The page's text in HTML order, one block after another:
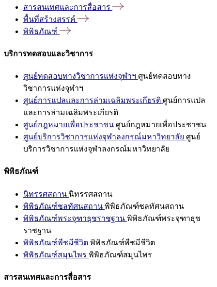
สารสนเทศและการสื่อสาร
พื้นที่สร้างสรรค์
พิพิธภัณฑ์
บริการทดสอบและวิชาการ
ศูนย์ทดสอบทางวิชาการแห่งจุฬาฯ ศูนย์ทดสอบทาง
วิชาการแห่งจุฬาฯ
ศูนย์การแปลและการล่ามเฉลิมพระเกียรติ ศูนย์การแปล
และการล่ามเฉลิมพระเกียรติ
ศูนย์กฎหมายเพื่อประชาชน ศูนย์กฎหมายเพื่อประชาชน
ศูนย์บริการวิชาการแห่งจุฬาลงกรณ์มหาวิทยาลัย ศูนย์
บริการวิชาการแห่งจุฬาลงกรณ์มหาวิทยาลัย
พิพิธภัณฑ์
นิทรรศสถาน นิทรรศสถาน
พิพิธภัณฑ์ชลทัศนสถาน พิพิธภัณฑ์ชลทัศนสถาน
พิพิธภัณฑ์พระจุฑาธุชราชฐาน พิพิธภัณฑ์พระจุฑาธุช
ราชฐาน
พิพิธภัณฑ์พืชมีชีวิต พิพิธภัณฑ์พืชมีชีวิต
พิพิธภัณฑ์สมุนไพร พิพิธภัณฑ์สมุนไพร
สารสนเทศและการสื่อสาร